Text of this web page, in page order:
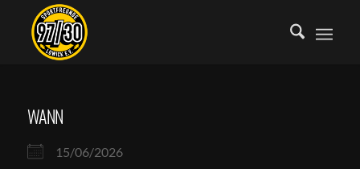
WANN
15/06/2026